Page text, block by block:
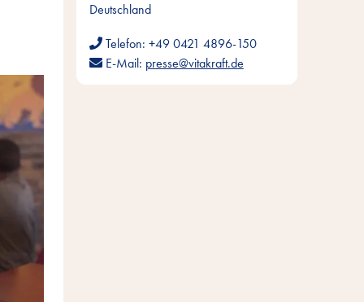
Deutschland
Telefon: +49 0421 4896-150
E-Mail: presse@vitakraft.de